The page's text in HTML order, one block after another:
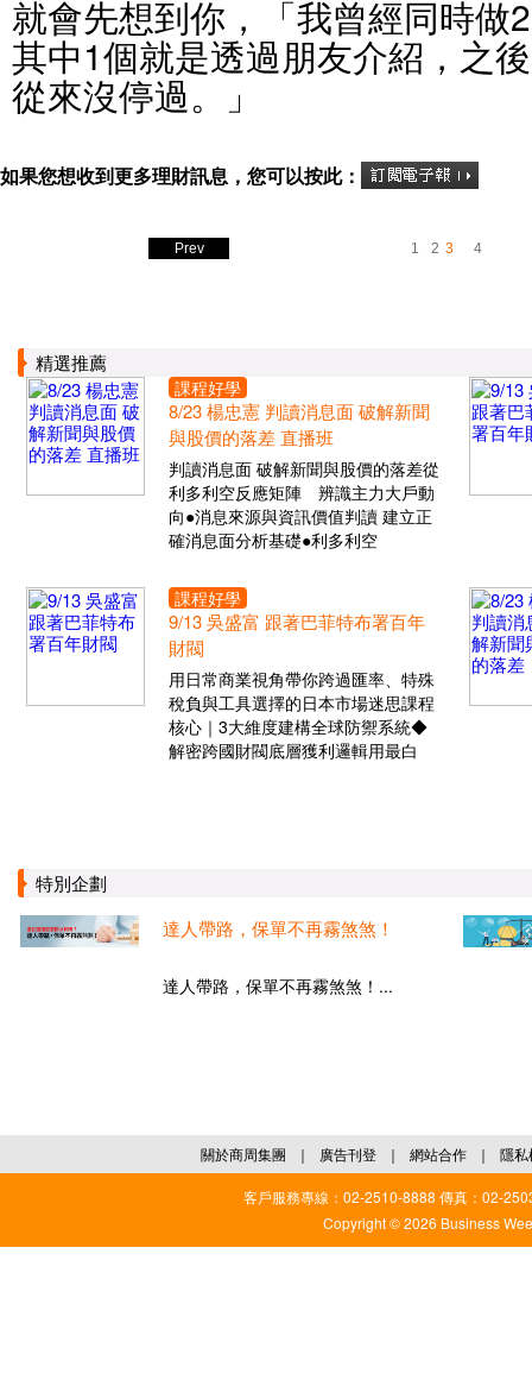
就會先想到你，「我曾經同時做
其中1個就是透過朋友介紹，之
從來沒停過。」
如果您想收到更多理財訊息，您可以按此：
Prev 1 2 3 4
精選推薦
課程好學
8/23 楊忠憲 判讀消息面 破解新聞
與股價的落差 直播班
判讀消息面 破解新聞與股價的落差從
利多利空反應矩陣 辨識主力大戶動
向●消息來源與資訊價值判讀 建立正
確消息面分析基礎●利多利空
課程好學
9/13 吳盛富 跟著巴菲特布署百年
財閥
用日常商業視角帶你跨過匯率、特殊
稅負與工具選擇的日本市場迷思課程
核心｜3大維度建構全球防禦系統◆
解密跨國財閥底層獲利邏輯用最白
特別企劃
達人帶路，保單不再霧煞煞！
達人帶路，保單不再霧煞煞！...
關於商周集團 ｜ 廣告刊登 ｜ 網站合作 ｜ 隱私
客戶服務專線：02-2510-8888 傳真：02-
Copyright © 2026 Business